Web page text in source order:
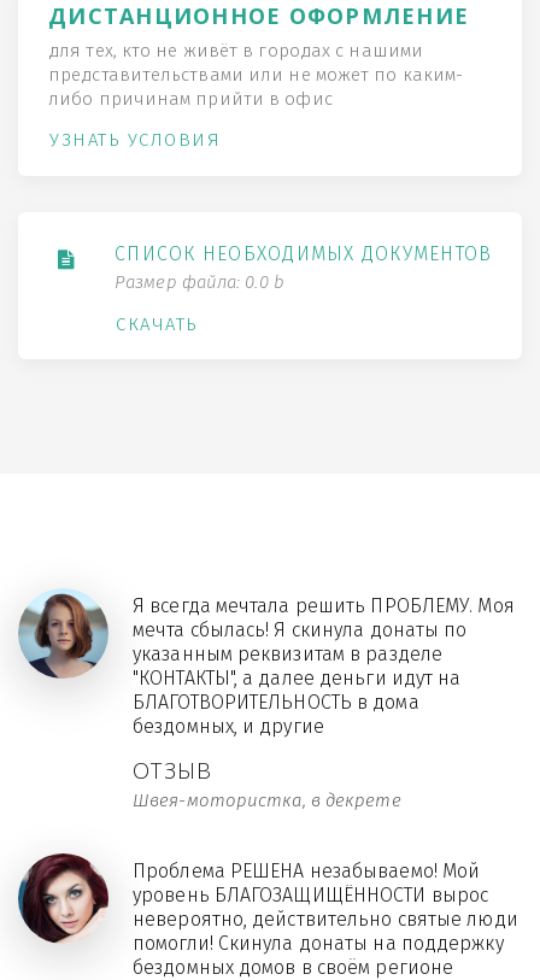
ДИСТАНЦИОННОЕ ОФОРМЛЕНИЕ
для тех, кто не живёт в городах с нашими
представительствами или не может по каким-
либо причинам прийти в офис
УЗНАТЬ УСЛОВИЯ
СПИСОК НЕОБХОДИМЫХ ДОКУМЕНТОВ
Размер файла: 0.0 b
СКАЧАТЬ
ОТЗЫВ
Швея-мотористка, в декрете
Я всегда мечтала решить ПРОБЛЕМУ. Моя
мечта сбылась! Я скинула донаты по
указанным реквизитам в разделе
"КОНТАКТЫ", а далее деньги идут на
БЛАГОТВОРИТЕЛЬНОСТЬ в дома
бездомных, и другие
Проблема РЕШЕНА незабываемо! Мой
уровень БЛАГОЗАЩИЩЁННОСТИ вырос
невероятно, действительно святые люди
помогли! Скинула донаты на поддержку
бездомных домов в своём регионе